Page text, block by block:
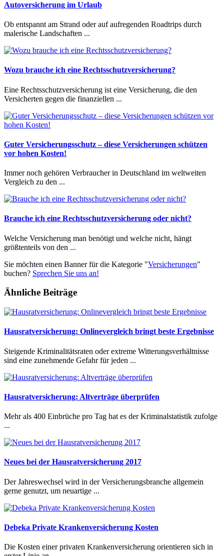
Autoversicherung im Urlaub
Ob entspannt am Strand oder auf aufregenden Roadtrips durch
malerische Landschaften ...
Wozu brauche ich eine Rechtsschutzversicherung?
Eine Rechtsschutzversicherung ist eine Versicherung, die den
Versicherten gegen die finanziellen ...
Guter Versicherungsschutz – diese Versicherungen schützen
vor hohen Kosten!
Immer noch gehören Verbraucher in Deutschland im weltweiten
Vergleich zu den ...
Brauche ich eine Rechtsschutzversicherung oder nicht?
Welche Versicherung man benötigt und welche nicht, hängt
größtenteils von den ...
Sie möchten einen Banner für die Kategorie "Versicherungen"
buchen? Sprechen Sie uns an!
Ähnliche Beiträge
Hausratversicherung: Onlinevergleich bringt beste Ergebnisse
Steigende Kriminalitätsraten oder extreme Witterungsverhältnisse
sind eine zunehmende Gefahr für jeden ...
Hausratversicherung: Altverträge überprüfen
Mehr als 400 Einbrüche pro Tag hat es der Kriminalstatistik zufolge
...
Neues bei der Hausratversicherung 2017
Der Jahreswechsel wird in der Versicherungsbranche allgemein
gerne genutzt, um neuartige ...
Debeka Private Krankenversicherung Kosten
Die Kosten einer privaten Krankenversicherung orientieren sich in